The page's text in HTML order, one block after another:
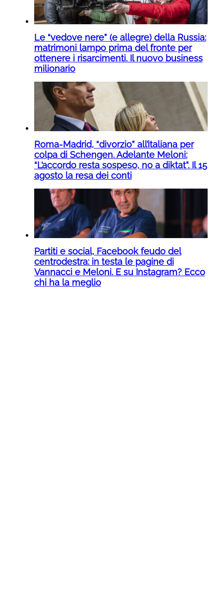
Le “vedove nere” (e allegre) della Russia:
matrimoni lampo prima del fronte per
ottenere i risarcimenti. Il nuovo business
milionario
Roma-Madrid, “divorzio” all’italiana per
colpa di Schengen. Adelante Meloni:
“L’accordo resta sospeso, no a diktat”. Il 15
agosto la resa dei conti
Partiti e social, Facebook feudo del
centrodestra: in testa le pagine di
Vannacci e Meloni. E su Instagram? Ecco
chi ha la meglio